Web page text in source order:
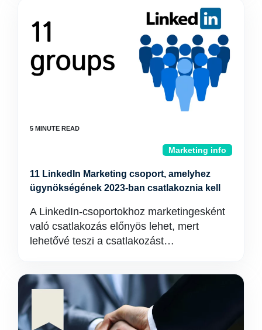
Marketing info
11 LinkedIn Marketing csoport, amelyhez
ügynökségének 2023-ban csatlakoznia kell
A LinkedIn-csoportokhoz marketingesként
való csatlakozás előnyös lehet, mert
lehetővé teszi a csatlakozást…